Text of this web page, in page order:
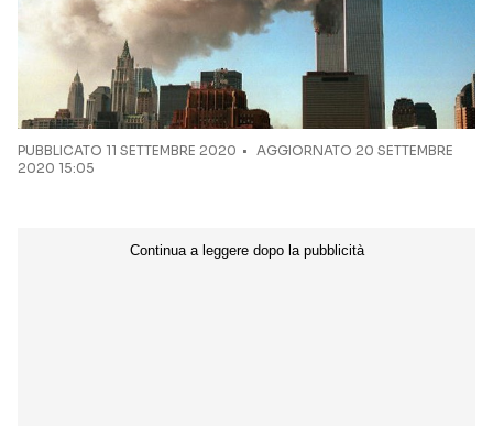
PUBBLICATO 11 SETTEMBRE 2020
AGGIORNATO 20 SETTEMBRE
2020 15:05